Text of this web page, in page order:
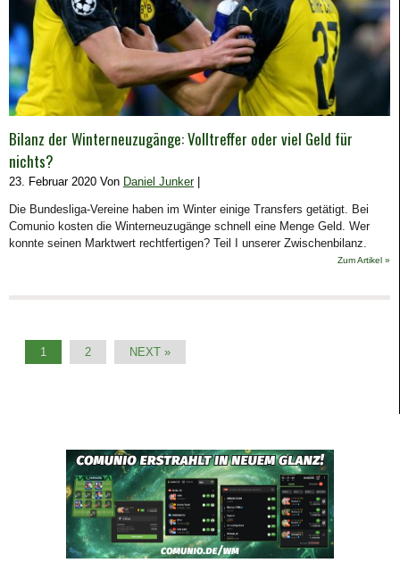
Bilanz der Winterneuzugänge: Volltreffer oder viel Geld für
nichts?
23. Februar 2020 Von Daniel Junker|
Die Bundesliga-Vereine haben im Winter einige Transfers getätigt. Bei
Comunio kosten die Winterneuzugänge schnell eine Menge Geld. Wer
konnte seinen Marktwert rechtfertigen? Teil I unserer Zwischenbilanz.
Zum Artikel »
1 2 NEXT »